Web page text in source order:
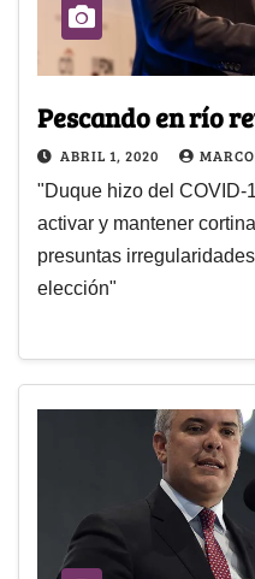
Pescando en río
ABRIL 1, 2020
"Duque hizo del COVID-
activar y mantener
presuntas
elección"